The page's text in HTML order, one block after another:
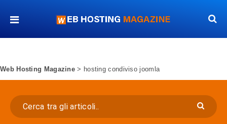
Web Hosting Magazine > hosting condiviso joomla